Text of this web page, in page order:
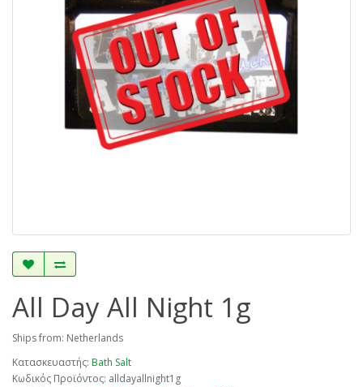
All Day All Night 1g
Ships from: Netherlands
Κατασκευαστής: Bath Salt
Κωδικός Προϊόντος: alldayallnight1g